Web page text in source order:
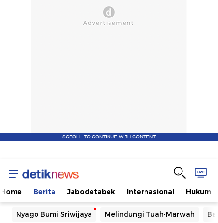
SCROLL TO CONTINUE WITH CONTENT
Home Berita Jabodetabek Internasional Hukum
Nyago Bumi Sriwijaya Melindungi Tuah-Marwah